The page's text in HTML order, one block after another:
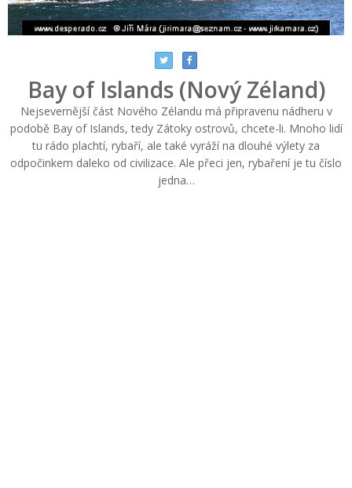
Bay of Islands (Nový Zéland)
Nejsevernější část Nového Zélandu má připravenu nádheru v
podobě Bay of Islands, tedy Zátoky ostrovů, chcete-li. Mnoho lidí
tu rádo plachtí, rybaří, ale také vyráží na dlouhé výlety za
odpočinkem daleko od civilizace. Ale přeci jen, rybaření je tu číslo
jedna…